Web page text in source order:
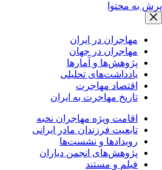
پرش به محتوا
مهاجران در ایران
مهاجران در جهان
پژوهش‌ها و آمارها
یادداشت‌های تحلیلی
اقتصاد مهاجرت
تاریخ مهاجرت به ایران
اقامت ویژه مهاجران نخبه
تابعیت فرزندان مادر ایرانی
رویدادها و نشست‌ها
پژوهش‌های انجمن دیاران
فیلم و مستند